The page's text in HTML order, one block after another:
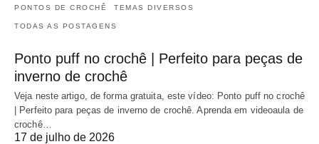
PONTOS DE CROCHÊ TEMAS DIVERSOS
TODAS AS POSTAGENS
Ponto puff no crochê | Perfeito para peças de
inverno de crochê
Veja neste artigo, de forma gratuita, este vídeo: Ponto puff no crochê
| Perfeito para peças de inverno de crochê. Aprenda em videoaula de
crochê…
17 de julho de 2026